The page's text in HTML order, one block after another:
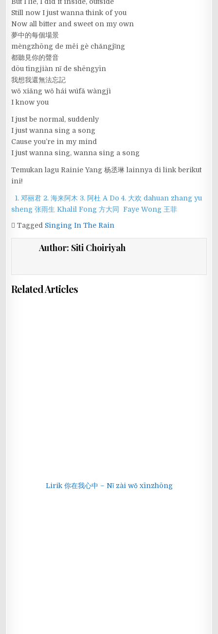
Still now I just wanna think of you
Now all bitter and sweet on my own
夢中的每個場景
mèngzhōng de měi gè chǎngjǐng
都聽見你的聲音
dōu tīngjiàn nǐ de shēngyīn
我想我還無法忘記
wǒ xiǎng wǒ hái wúfǎ wàngjì
I know you
I just be normal, suddenly
I just wanna sing a song
Cause you’re in my mind
I just wanna sing, wanna sing a song
Temukan lagu Rainie Yang 杨丞琳 lainnya di link berikut
ini!
1. 邓丽君 2. 海来阿木 3. 阿杜 A Do 4. 大欢 dahuan zhang yu
sheng 张雨生 Khalil Fong 方大同 Faye Wong 王菲
Tagged Singing In The Rain
Author: Siti Choiriyah
Related Articles
Lirik 你在我心中 – Nǐ zài wǒ xīnzhōng